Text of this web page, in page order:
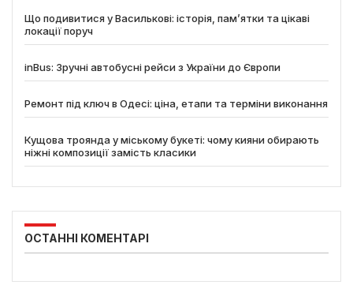
Що подивитися у Василькові: історія, пам’ятки та цікаві
локації поруч
inBus: Зручні автобусні рейси з України до Європи
Ремонт під ключ в Одесі: ціна, етапи та терміни виконання
Кущова троянда у міському букеті: чому кияни обирають
ніжні композиції замість класики
ОСТАННІ КОМЕНТАРІ